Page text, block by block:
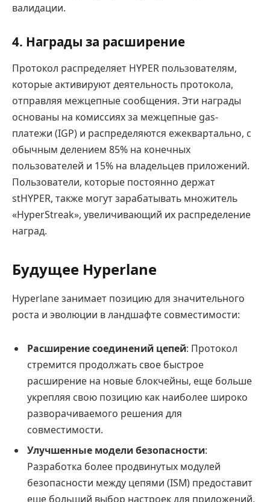
валидации.
4. Награды за расширение
Протокол распределяет HYPER пользователям,
которые активируют деятельность протокола,
отправляя межцепные сообщения. Эти награды
основаны на комиссиях за межцепные gas-
платежи (IGP) и распределяются ежеквартально, с
обычным делением 85% на конечных
пользователей и 15% на владельцев приложений.
Пользователи, которые постоянно держат
stHYPER, также могут зарабатывать множитель
«HyperStreak», увеличивающий их распределение
наград.
Будущее Hyperlane
Hyperlane занимает позицию для значительного
роста и эволюции в ландшафте совместимости:
Расширение соединений цепей: Протокол
стремится продолжать свое быстрое
расширение на новые блокчейны, еще больше
укрепляя свою позицию как наиболее широко
разворачиваемого решения для
совместимости.
Улучшенные модели безопасности:
Разработка более продвинутых модулей
безопасности между цепями (ISM) предоставит
еще больший выбор настроек для приложений,